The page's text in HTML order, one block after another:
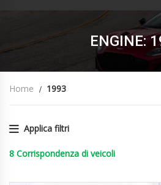
ENGINE:
Home 1993
Applica filtri
8 Corrispondenza di veicoli